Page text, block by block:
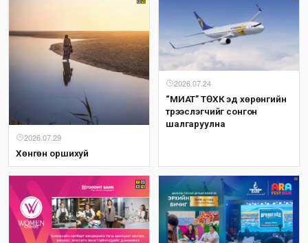
2026.07.29
Хөнгөн оршихуй
2026.07.24
“МИАТ” ТӨХК эд хөрөнгийн
түрээслэгчийг сонгон
шалгаруулна